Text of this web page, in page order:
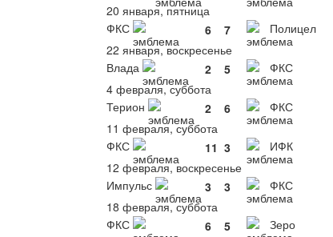
20 января, пятница
ФКС
6 7
Полицел
22 января, воскресенье
Влада
2 5
ФКС
4 февраля, суббота
Терион
2 6
ФКС
11 февраля, суббота
ФКС
11 3
ИФК
12 февраля, воскресенье
Импульс
3 3
ФКС
18 февраля, суббота
ФКС
6 5
Зеро